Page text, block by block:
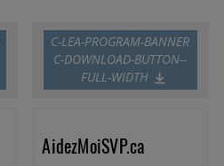
C-LEA-PROGRAM-BANNER
C-DOWNLOAD-BUTTON--
FULL-WIDTH
AidezMoiSVP.ca